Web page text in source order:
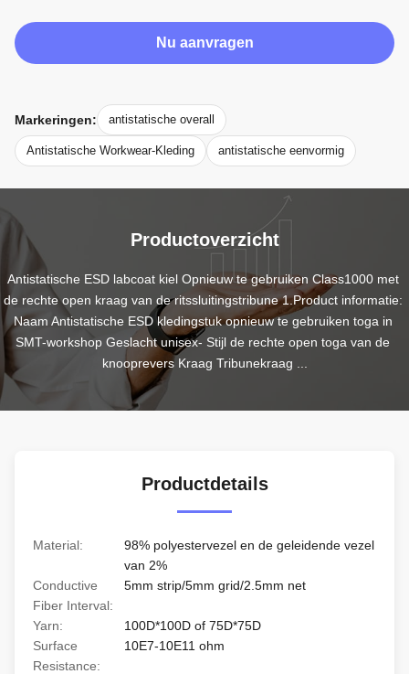
Nu aanvragen
Markeringen: antistatische overall
Antistatische Workwear-Kleding antistatische eenvormig
Productoverzicht
Antistatische ESD labcoat kiel Opnieuw te gebruiken Class1000 met
de rechte open kraag van de ritssluitingstribune 1.Product informatie:
Naam Antistatische ESD kledingstuk opnieuw te gebruiken toga in
SMT-workshop Geslacht unisex- Stijl de rechte open toga van de
knooprevers Kraag Tribunekraag ...
Productdetails
Material:
98% polyestervezel en de geleidende vezel
van 2%
Conductive
Fiber Interval:
5mm strip/5mm grid/2.5mm net
Yarn:
100D*100D of 75D*75D
Surface
Resistance:
10E7-10E11 ohm